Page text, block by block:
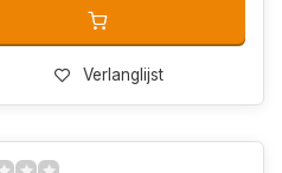
Verlanglijst